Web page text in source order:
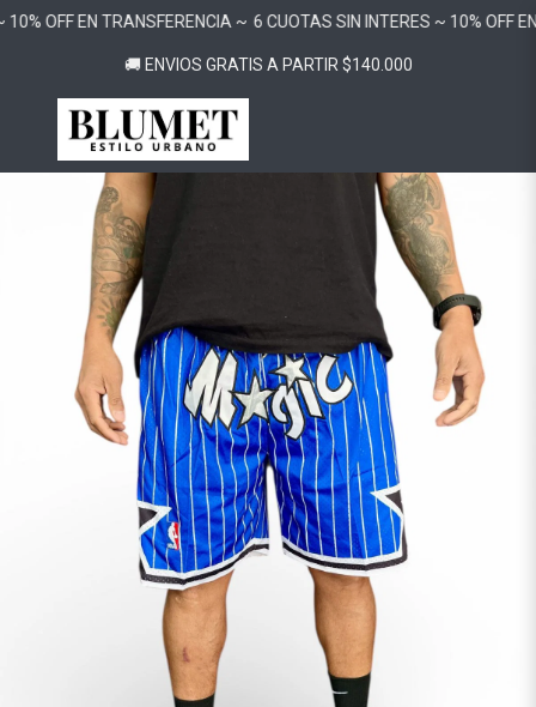
OFF EN TRANSFERENCIA ~ 6 CUOTAS SIN INTERES ~ 10% OFF EN
🚚 ENVIOS GRATIS A PARTIR $140.000